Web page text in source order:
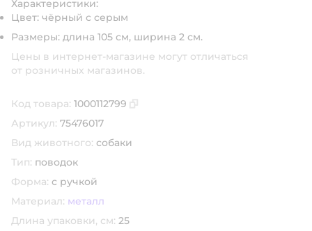
Характеристики:
Цвет: чёрный с серым
Размеры: длина 105 см, ширина 2 см.
Цены в интернет-магазине могут отличаться
от розничных магазинов.
Код товара: 1000112799
Артикул: 75476017
Вид животного: собаки
Тип: поводок
Форма: с ручкой
Материал: металл
Длина упаковки, см: 25